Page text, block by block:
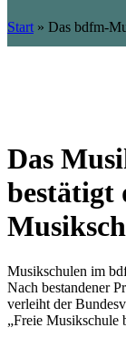
Start » Das bdfm-
Das
bestätigt
Musikschulen im
Nach bestandener
verleiht der
„Freie Musikschule